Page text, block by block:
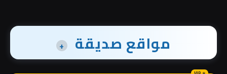
مواقع صديقة +